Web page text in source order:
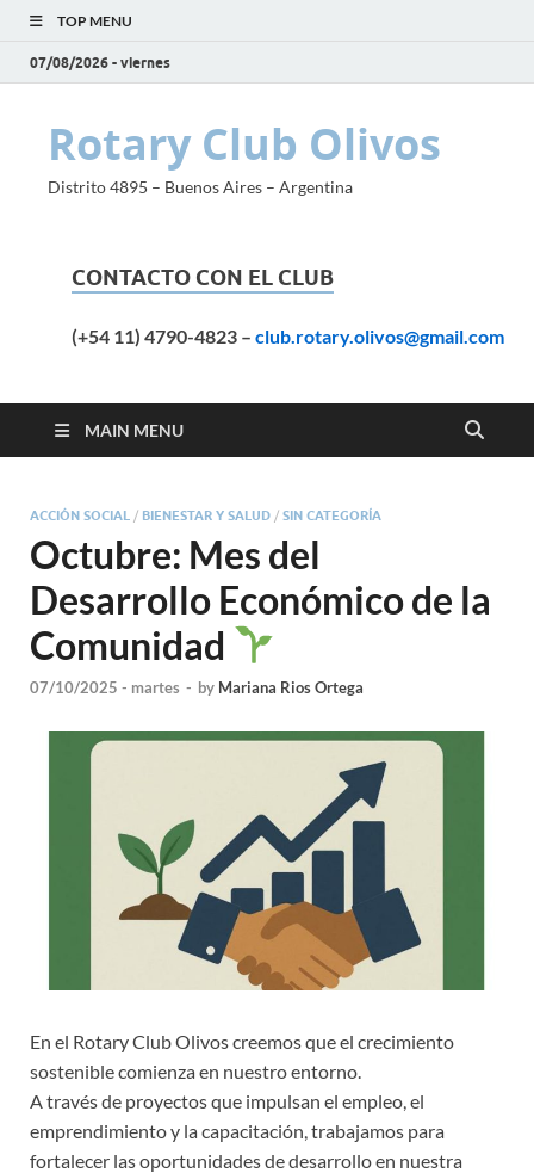
TOP MENU
07/08/2026 - viernes
Rotary Club Olivos
Distrito 4895 – Buenos Aires – Argentina
CONTACTO CON EL CLUB
(+54 11) 4790-4823 – club.rotary.olivos@gmail.com
MAIN MENU
ACCIÓN SOCIAL / BIENESTAR Y SALUD / SIN CATEGORÍA
Octubre: Mes del
Desarrollo Económico de la
Comunidad
07/10/2025 - martes - by Mariana Rios Ortega
En el Rotary Club Olivos creemos que el crecimiento
sostenible comienza en nuestro entorno.
A través de proyectos que impulsan el empleo, el
emprendimiento y la capacitación, trabajamos para
fortalecer las oportunidades de desarrollo en nuestra